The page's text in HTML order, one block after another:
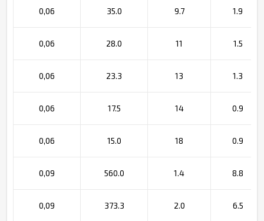
0,06 35.0 9.7 1.9
0,06 28.0 11 1.5
0,06 23.3 13 1.3
0,06 17.5 14 0.9
0,06 15.0 18 0.9
0,09 560.0 1.4 8.8
0,09 373.3 2.0 6.5